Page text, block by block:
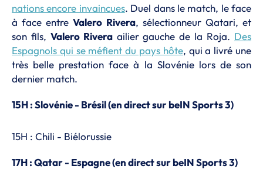
nations encore invaincues. Duel dans le match, le face
à face entreValero Rivera, sélectionneur Qatari, et
son fils, Valero Riveraailier gauche de la Roja. Des
Espagnols qui se méfient du pays hôte, qui a livré une
très belle prestation face à la Slovénie lors de son
dernier match.
15H : Slovénie - Brésil (en direct sur beIN Sports 3)
15H : Chili - Biélorussie
17H : Qatar - Espagne (en direct sur beIN Sports 3)